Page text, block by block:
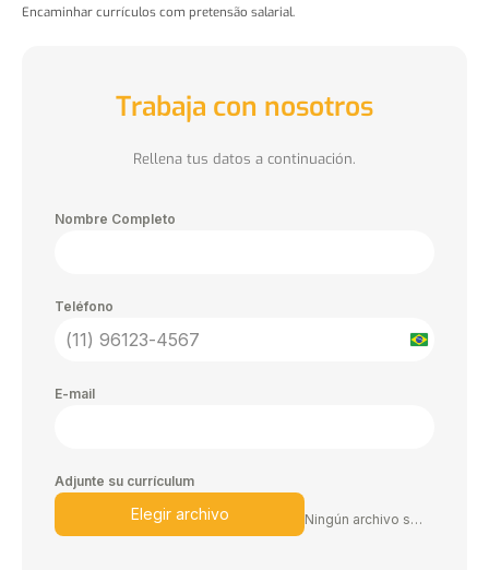
Encaminhar currículos com pretensão salarial.
Trabaja con nosotros
Rellena tus datos a continuación.
Nombre Completo
Teléfono
Brazil
E-mail
Adjunte su currículum
Elegir archivo Ningún archivo seleccionado